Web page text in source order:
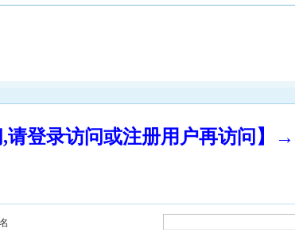
,请登录访问或注册用户再访问】→